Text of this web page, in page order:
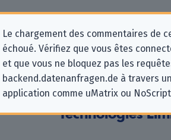
Le chargement des commentaires de
échoué. Vérifiez que vous êtes
et que vous ne bloquez pas les
backend.datenanfragen.de à travers
application comme uMatrix ou
Informations de
demandes relatives à
de la vie privée pour
Technologies